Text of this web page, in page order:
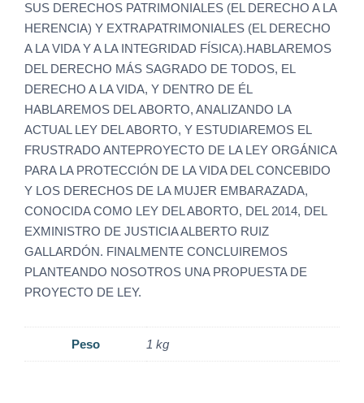
SUS DERECHOS PATRIMONIALES (EL DERECHO A LA
HERENCIA) Y EXTRAPATRIMONIALES (EL DERECHO
A LA VIDA Y A LA INTEGRIDAD FÍSICA).HABLAREMOS
DEL DERECHO MÁS SAGRADO DE TODOS, EL
DERECHO A LA VIDA, Y DENTRO DE ÉL
HABLAREMOS DEL ABORTO, ANALIZANDO LA
ACTUAL LEY DEL ABORTO, Y ESTUDIAREMOS EL
FRUSTRADO ANTEPROYECTO DE LA LEY ORGÁNICA
PARA LA PROTECCIÓN DE LA VIDA DEL CONCEBIDO
Y LOS DERECHOS DE LA MUJER EMBARAZADA,
CONOCIDA COMO LEY DEL ABORTO, DEL 2014, DEL
EXMINISTRO DE JUSTICIA ALBERTO RUIZ
GALLARDÓN. FINALMENTE CONCLUIREMOS
PLANTEANDO NOSOTROS UNA PROPUESTA DE
PROYECTO DE LEY.
Peso 1 kg